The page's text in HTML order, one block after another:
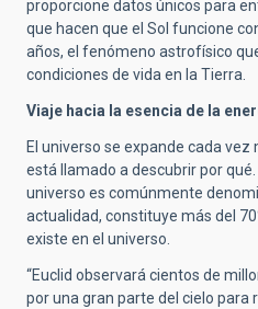
proporcione datos únicos para
que hacen que el Sol funcione
años, el fenómeno astrofísico
condiciones de vida en la Tierra.
Viaje hacia la esencia de la
El universo se expande cada
está llamado a descubrir por
universo es comúnmente
actualidad, constituye más del
existe en el universo.
“Euclid observará cientos de
por una gran parte del cielo para